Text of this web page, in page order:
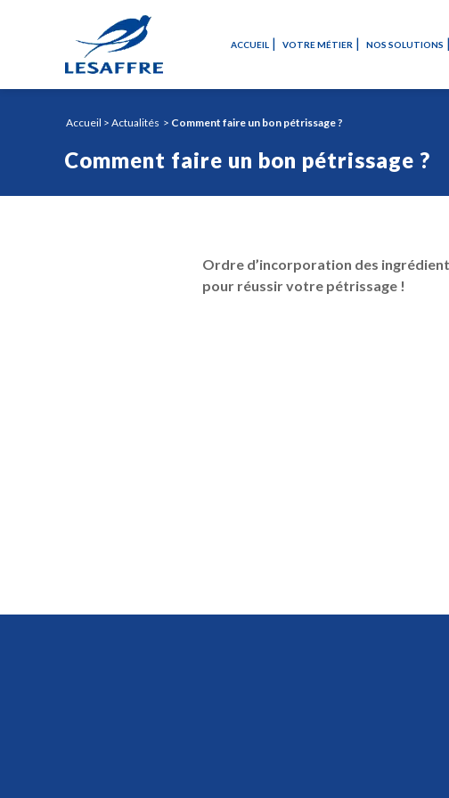
ACCUEIL VOTRE MÉTIER NOS SOLUTIONS
Comment faire un bon pétrissage ?
Accueil > Actualités > Comment faire un bon pétrissage ?
Ordre d’incorporation des
pour réussir votre pétrissage !